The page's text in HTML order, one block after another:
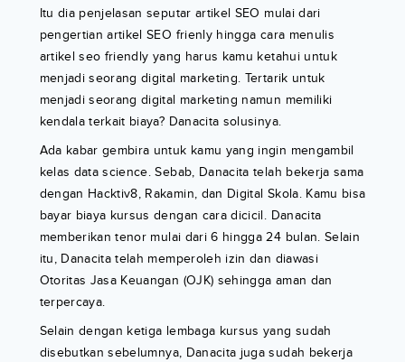
Itu dia penjelasan seputar artikel SEO mulai dari
pengertian artikel SEO frienly hingga cara menulis
artikel seo friendly yang harus kamu ketahui untuk
menjadi seorang digital marketing. Tertarik untuk
menjadi seorang digital marketing namun memiliki
kendala terkait biaya? Danacita solusinya.
Ada kabar gembira untuk kamu yang ingin mengambil
kelas data science. Sebab, Danacita telah bekerja sama
dengan Hacktiv8, Rakamin, dan Digital Skola. Kamu bisa
bayar biaya kursus dengan cara dicicil. Danacita
memberikan tenor mulai dari 6 hingga 24 bulan. Selain
itu, Danacita telah memperoleh izin dan diawasi
Otoritas Jasa Keuangan (OJK) sehingga aman dan
terpercaya.
Selain dengan ketiga lembaga kursus yang sudah
disebutkan sebelumnya, Danacita juga sudah bekerja